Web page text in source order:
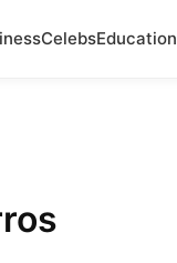
CelebsEducation